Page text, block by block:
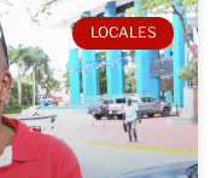
LOCALES